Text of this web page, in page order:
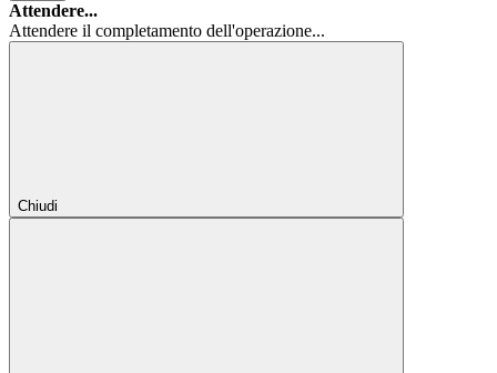
Attendere...
Attendere il completamento dell'operazione...
Chiudi